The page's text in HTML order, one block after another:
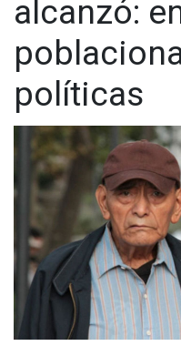
alcanzó:
políticas